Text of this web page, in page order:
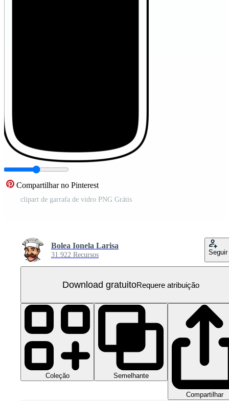
Compartilhar no Pinterest
clipart de garrafa de vidro PNG Grátis
Bolea Ionela Larisa
31.922 Recursos Seguir
Download gratuitoRequere atribuição
Coleção Semelhante
Compartilhar